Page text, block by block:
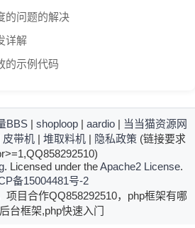
的问题的解决
详解
的示例代码
BBS | shoploop | aardio | 当当猫资源网
皮带机| 堆取料机| 隐私政策 (链接要求
. Licensed under theApache2 License.
备15004481号-2
项目合作QQ858292510，php框架有哪
台框架,php快速入门